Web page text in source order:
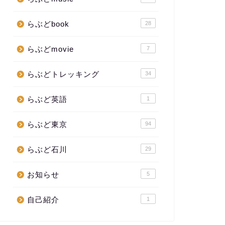
らぶどbook 28
らぶどmovie 7
らぶどトレッキング 34
らぶど英語 1
らぶど東京 94
らぶど石川 29
お知らせ 5
自己紹介 1